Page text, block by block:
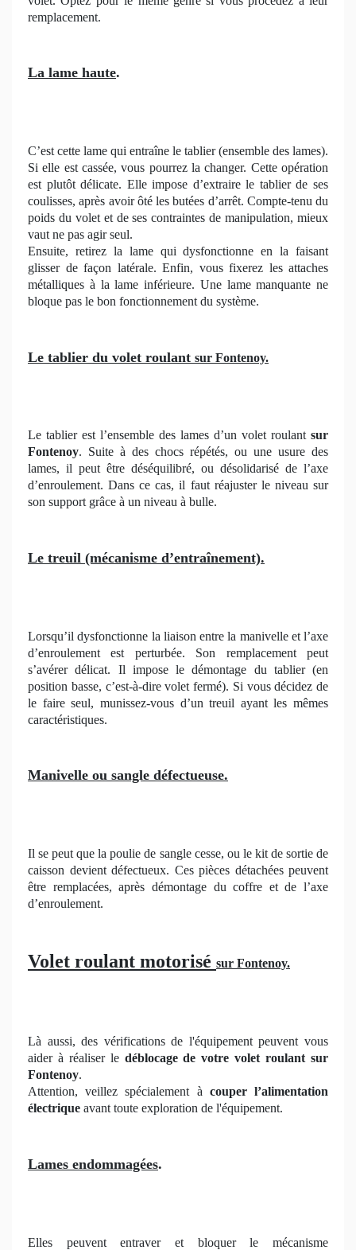
remplacement.
La lame haute.
C’est cette lame qui entraîne le tablier (ensemble des lames).
Si elle est cassée, vous pourrez la changer. Cette opération
est plutôt délicate. Elle impose d’extraire le tablier de ses
coulisses, après avoir ôté les butées d’arrêt. Compte-tenu du
poids du volet et de ses contraintes de manipulation, mieux
vaut ne pas agir seul.
Ensuite, retirez la lame qui dysfonctionne en la faisant
glisser de façon latérale. Enfin, vous fixerez les attaches
métalliques à la lame inférieure. Une lame manquante ne
bloque pas le bon fonctionnement du système.
Le tablier du volet roulant sur Fontenoy.
Le tablier est l’ensemble des lames d’un volet roulant sur
Fontenoy. Suite à des chocs répétés, ou une usure des
lames, il peut être déséquilibré, ou désolidarisé de l’axe
d’enroulement. Dans ce cas, il faut réajuster le niveau sur
son support grâce à un niveau à bulle.
Le treuil (mécanisme d’entraînement).
Lorsqu’il dysfonctionne la liaison entre la manivelle et l’axe
d’enroulement est perturbée. Son remplacement peut
s’avérer délicat. Il impose le démontage du tablier (en
position basse, c’est-à-dire volet fermé). Si vous décidez de
le faire seul, munissez-vous d’un treuil ayant les mêmes
caractéristiques.
Manivelle ou sangle défectueuse.
Il se peut que la poulie de sangle cesse, ou le kit de sortie de
caisson devient défectueux. Ces pièces détachées peuvent
être remplacées, après démontage du coffre et de l’axe
d’enroulement.
Volet roulant motorisé sur Fontenoy.
Là aussi, des vérifications de l'équipement peuvent vous
aider à réaliser le déblocage de votre volet roulant sur
Fontenoy.
Attention, veillez spécialement à couper l’alimentation
électrique avant toute exploration de l'équipement.
Lames endommagées.
Elles peuvent entraver et bloquer le mécanisme